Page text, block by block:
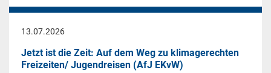
13.07.2026
Jetzt ist die Zeit: Auf dem Weg zu klimagerechten
Freizeiten/ Jugendreisen (AfJ EKvW)